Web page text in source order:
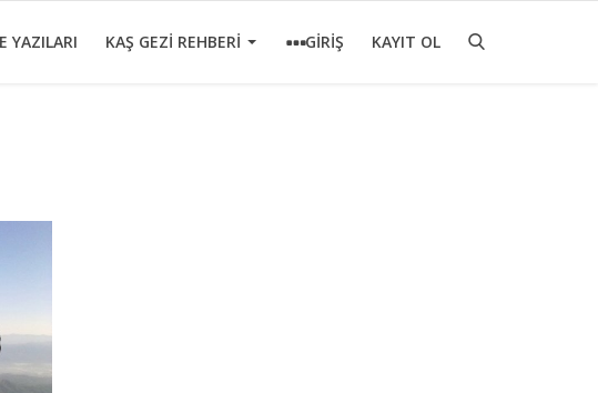
YAZILARI KAŞ GEZİ REHBERİ GİRİŞ KAYIT OL